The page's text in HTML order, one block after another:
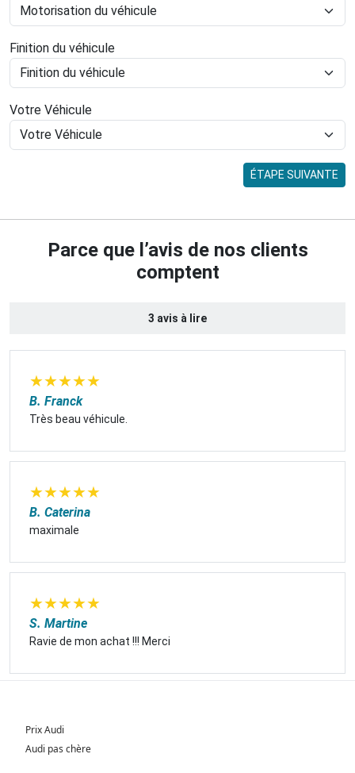
Finition du véhicule
Votre Véhicule
ÉTAPE SUIVANTE
Parce que l’avis de nos clients
comptent
3 avis à lire
★★★★★
B. Franck
Très beau véhicule.
★★★★★
B. Caterina
maximale
★★★★★
S. Martine
Ravie de mon achat !!! Merci
Prix Audi
Audi pas chère